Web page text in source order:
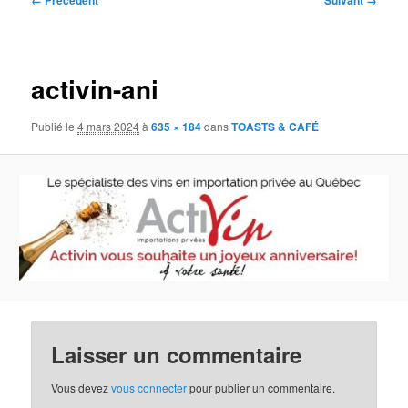
activin-ani
Publié le4 mars 2024à635 × 184dansTOASTS & CAFÉ
Laisser un commentaire
Vous devezvous connecterpour publier un commentaire.